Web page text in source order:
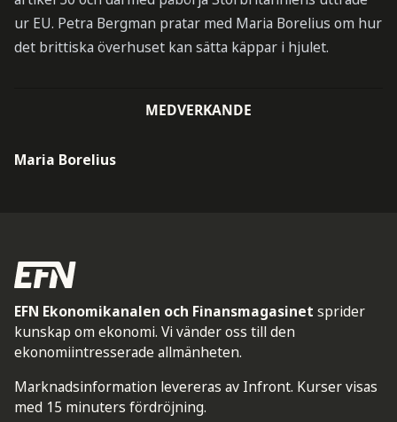
ur EU. Petra Bergman pratar med Maria Borelius om hur
det brittiska överhuset kan sätta käppar i hjulet.
MEDVERKANDE
Maria Borelius
EFN Ekonomikanalen och Finansmagasinet sprider
kunskap om ekonomi. Vi vänder oss till den
ekonomiintresserade allmänheten.
Marknadsinformation levereras av Infront. Kurser visas
med 15 minuters fördröjning.